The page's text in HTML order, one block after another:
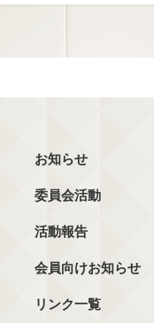
お知らせ
委員会活動
活動報告
会員向けお知らせ
リンク一覧